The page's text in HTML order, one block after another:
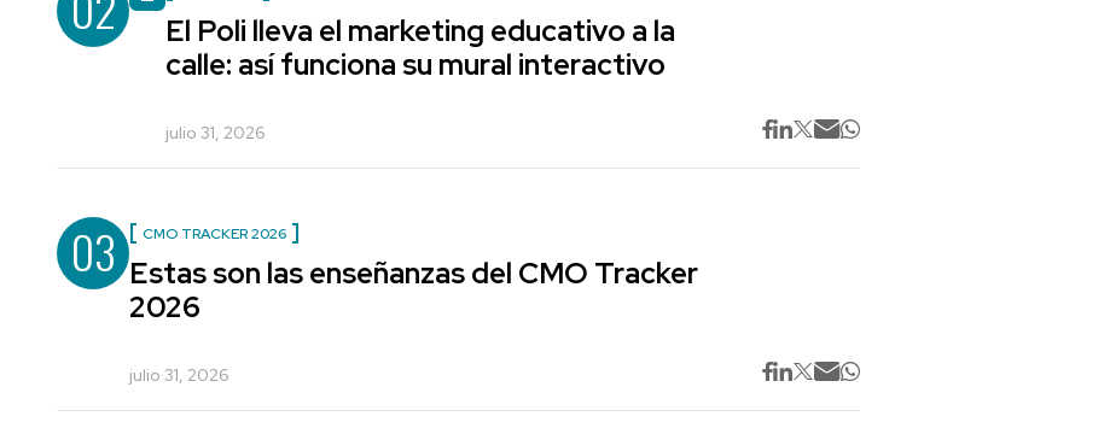
El Poli lleva el marketing educativo a la
calle: así funciona su mural interactivo
julio 31, 2026
03 CMO TRACKER 2026
Estas son las enseñanzas del CMO Tracker
2026
julio 31, 2026